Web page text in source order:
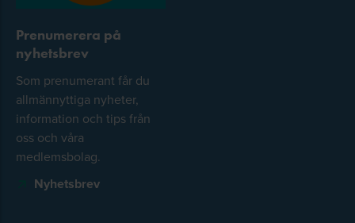
Prenumerera på
nyhetsbrev
Som prenumerant får du
allmännyttiga nyheter,
information och tips från
oss och våra
medlemsbolag.
Nyhetsbrev